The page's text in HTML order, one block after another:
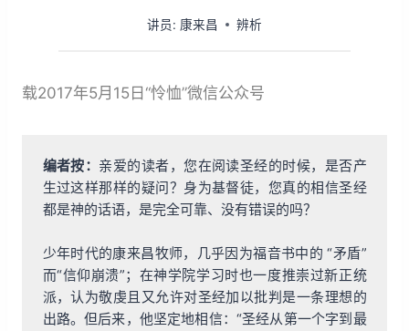
讲员: 康来昌 辨析
载2017年5月15日“怜恤”微信公众号
编者按： 亲爱的读者，您在阅读圣经的时候，是否产
生过这样那样的疑问？身为基督徒，您真的相信圣经
都是神的话语，是完全可靠、没有错误的吗？
少年时代的康来昌牧师，几乎因为福音书中的 “矛盾”
而“信仰崩溃”；在神学院学习时也一度推崇过新正统
派，认为敬虔且又允许对圣经加以批判是一条理想的
出路。但后来，他坚定地相信：“圣经从第一个字到最